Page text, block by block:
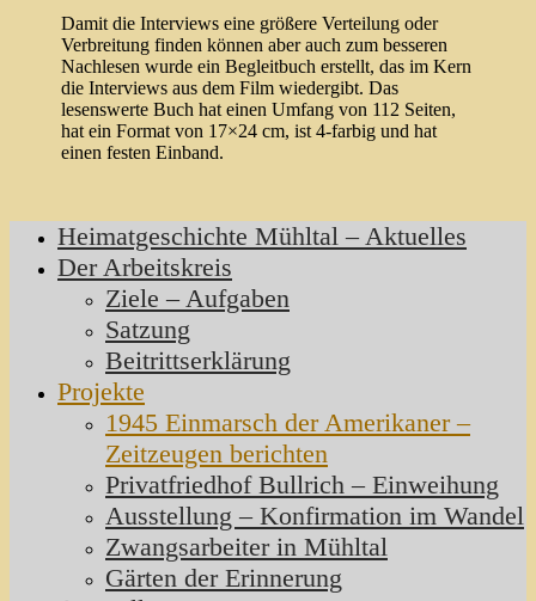
Damit die Interviews eine größere Verteilung oder
Verbreitung finden können aber auch zum besseren
Nachlesen wurde ein Begleitbuch erstellt, das im Kern
die Interviews aus dem Film wiedergibt. Das
lesenswerte Buch hat einen Umfang von 112 Seiten,
hat ein Format von 17×24 cm, ist 4-farbig und hat
einen festen Einband.
Heimatgeschichte Mühltal – Aktuelles
Der Arbeitskreis
Ziele – Aufgaben
Satzung
Beitrittserklärung
Projekte
1945 Einmarsch der Amerikaner –
Zeitzeugen berichten
Privatfriedhof Bullrich – Einweihung
Ausstellung – Konfirmation im Wandel
Zwangsarbeiter in Mühltal
Gärten der Erinnerung